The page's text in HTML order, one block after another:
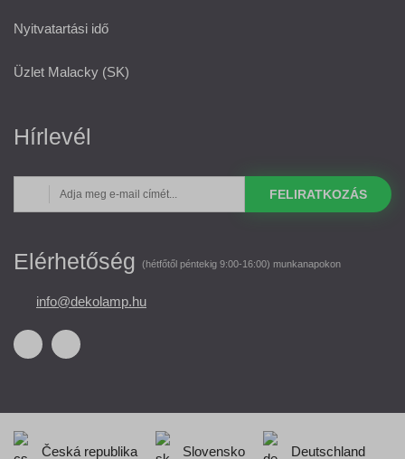
Nyitvatartási idő
Üzlet Malacky (SK)
Hírlevél
FELIRATKOZÁS
Elérhetőség (hétfőtől péntekig 9:00-16:00) munkanapokon
info@dekolamp.hu
Česká republika Slovensko Deutschland